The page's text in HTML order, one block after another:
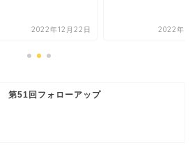
2022年12月22日 2022年9
第51回フォローアップ